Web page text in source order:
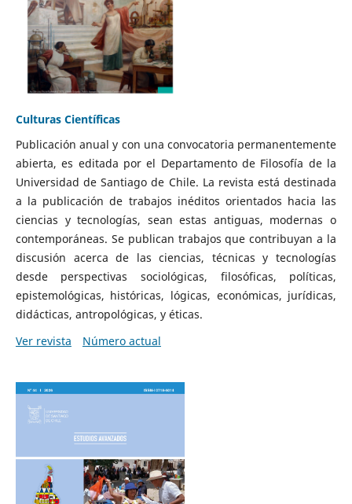
Culturas Científicas
Publicación anual y con una convocatoria permanentemente
abierta, es editada por el Departamento de Filosofía de la
Universidad de Santiago de Chile. La revista está destinada
a la publicación de trabajos inéditos orientados hacia las
ciencias y tecnologías, sean estas antiguas, modernas o
contemporáneas. Se publican trabajos que contribuyan a la
discusión acerca de las ciencias, técnicas y tecnologías
desde perspectivas sociológicas, filosóficas, políticas,
epistemológicas, históricas, lógicas, económicas, jurídicas,
didácticas, antropológicas, y éticas.
Ver revista
Número actual